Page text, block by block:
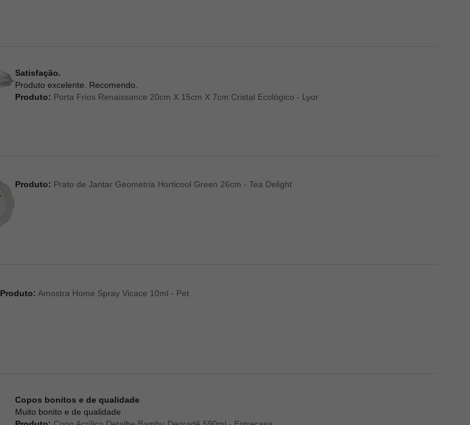
Satisfação.
Produto excelente. Recomendo.
Produto: Porta Frios Renaissance 20cm X 15cm X 7cm Cristal Ecológico - Lyor
Produto: Prato de Jantar Geometria Horticool Green 26cm - Tea Delight
Produto: Amostra Home Spray Vicace 10ml - Pet
Copos bonitos e de qualidade
Muito bonito e de qualidade